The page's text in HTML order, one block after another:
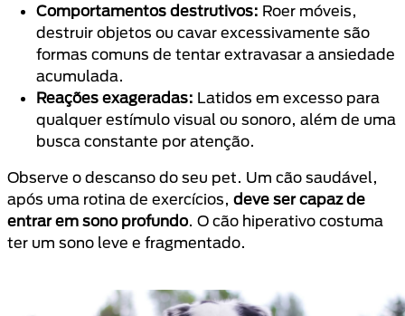
Comportamentos destrutivos: Roer móveis,
destruir objetos ou cavar excessivamente são
formas comuns de tentar extravasar a ansiedade
acumulada.
Reações exageradas: Latidos em excesso para
qualquer estímulo visual ou sonoro, além de uma
busca constante por atenção.
Observe o descanso do seu pet. Um cão saudável,
após uma rotina de exercícios, deve ser capaz de
entrar em sono profundo. O cão hiperativo costuma
ter um sono leve e fragmentado.